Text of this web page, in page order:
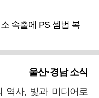
속출에 PS 셈법 복
울산·경남 소식
역사, 빛과 미디어로